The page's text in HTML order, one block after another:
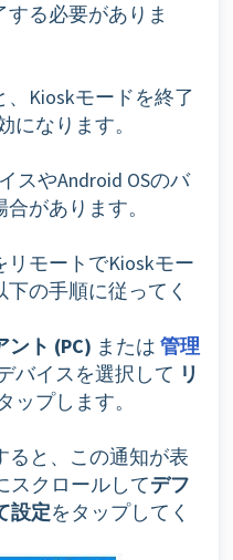
る必要がありま
Kioskモードを終了
になります。
スやAndroid OSのバ
があります。
モートでKioskモー
の手順に従ってく
ント (PC) または 管理
バイスを選択して リ
ップします。
ると、この通知が表
スクロールしてデフ
設定をタップしてく